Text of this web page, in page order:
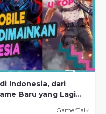
Indonesia, dari
Baru yang Lagi
GamerTalk